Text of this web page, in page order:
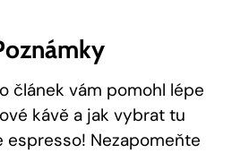
článek vám pomohl lépe
kávě a jak vybrat tu
espresso! Nezapomeňte